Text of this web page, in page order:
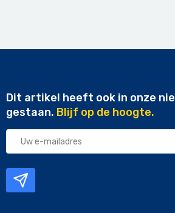
Dit artikel heeft ook in onze
gestaan. Blijf op de hoogte.
Uw